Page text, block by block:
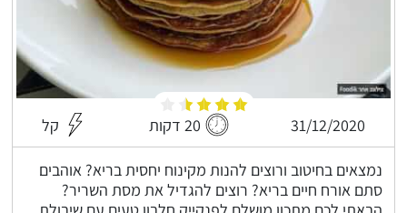
31/12/2020 20 דקות קל
נמצאים בחיטוב ורוצים להנות מקינוח יחסית בריא? אוהבים
סתם אורח חיים בריא? רוצים להגדיל את מסת השריר?